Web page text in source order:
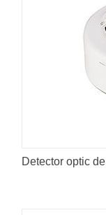
Detector optic